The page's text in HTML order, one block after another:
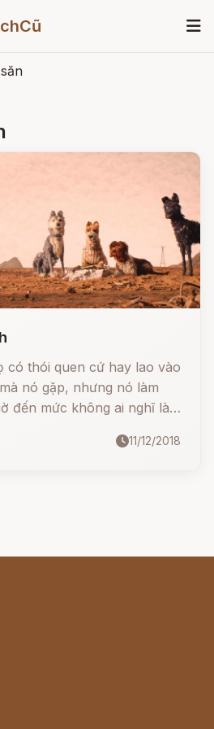
có thói quen cứ hay lao vào
nó gặp, nhưng nó làm
đến mức không ai nghĩ là
thấy thích thú với việc làm
11/12/2018